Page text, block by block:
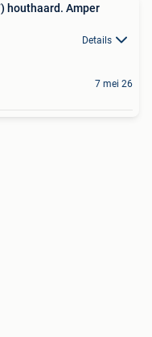
houthaard. Amper
Details
7 mei 26